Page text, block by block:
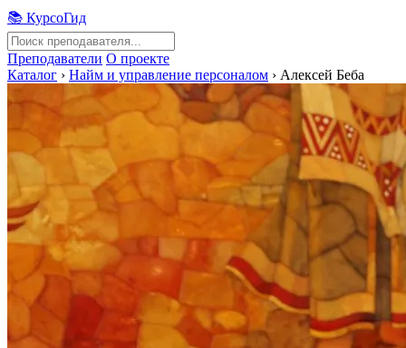
📚 КурсоГид
Преподаватели О проекте
Каталог › Найм и управление персоналом › Алексей Беба